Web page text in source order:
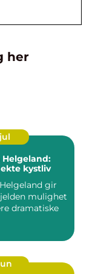
her
kystliv
gir
mulighet
dramatiske